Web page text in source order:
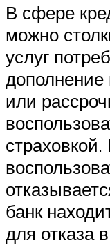
В сфере
можно
услуг
или
банк
для отказа